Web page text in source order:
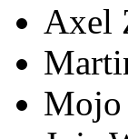
Axel
Mojo